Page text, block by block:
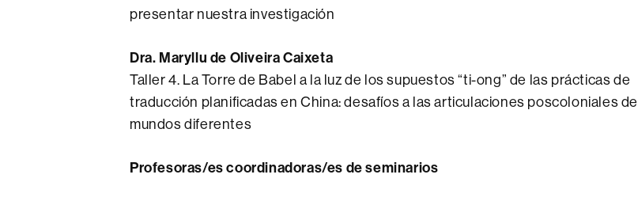
presentar nuestra investigación
Dra. Maryllu de Oliveira Caixeta
Taller 4. La Torre de Babel a la luz de los supuestos “ti-ong” de las prácticas de
traducción planificadas en China: desafíos a las articulaciones poscoloniales de
mundos diferentes
Profesoras/es coordinadoras/es de seminarios